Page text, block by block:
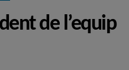
de l’equip